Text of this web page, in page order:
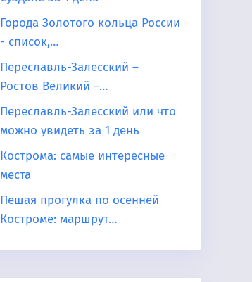
Города Золотого кольца России
- список,…
Переславль-Залесский –
Ростов Великий –…
Переславль-Залесский или что
можно увидеть за 1 день
Кострома: самые интересные
места
Пешая прогулка по осенней
Костроме: маршрут…